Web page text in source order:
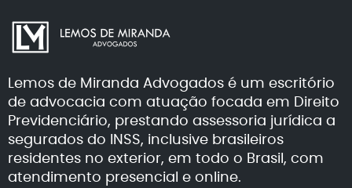
Lemos de Miranda Advogados é um escritório
de advocacia com atuação focada em Direito
Previdenciário, prestando assessoria jurídica a
segurados do INSS, inclusive brasileiros
residentes no exterior, em todo o Brasil, com
atendimento presencial e online.